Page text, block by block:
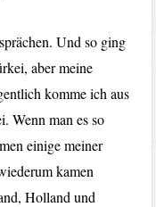
Und so ging
aber meine
komme ich aus
Wenn man es so
einige meiner
kamen
Holland und